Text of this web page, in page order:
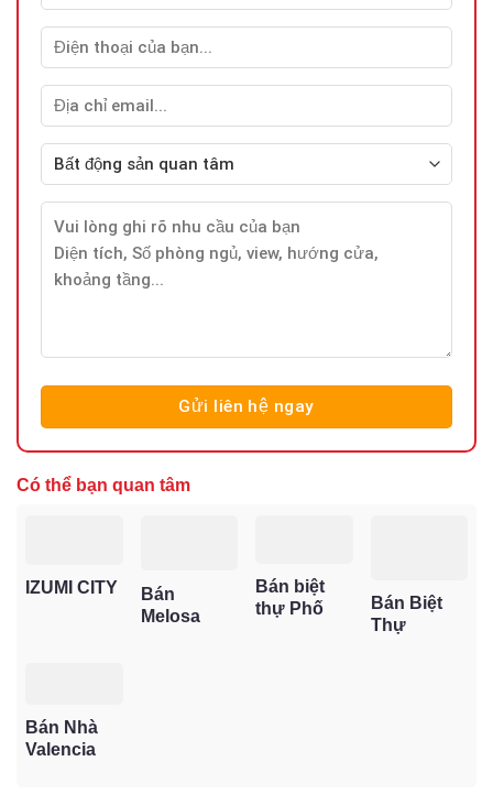
Có thể bạn quan tâm
IZUMI CITY
Bán
Melosa
Bán biệt
thự Phố
Bán Biệt
Thự
Bán Nhà
Valencia